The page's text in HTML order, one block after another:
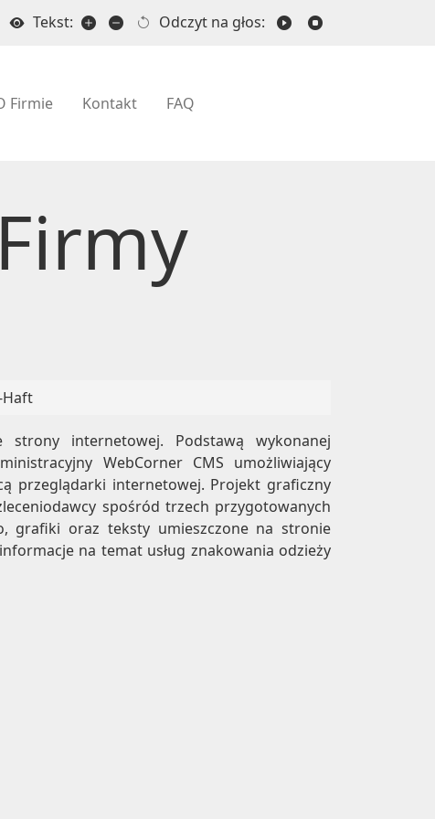
Tekst: Odczyt na głos:
Firmie Kontakt FAQ
Haft
strony internetowej. Podstawą wykonanej
WebCorner CMS umożliwiający
przeglądarki internetowej. Projekt graficzny
spośród trzech przygotowanych
grafiki oraz teksty umieszczone na stronie
na temat usług znakowania odzieży